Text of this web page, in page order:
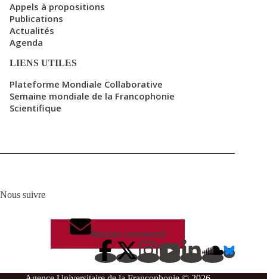
Appels à propositions
Publications
Actualités
Agenda
LIENS UTILES
Plateforme Mondiale Collaborative
Semaine mondiale de la Francophonie
Scientifique
Nous suivre
Restez connecté